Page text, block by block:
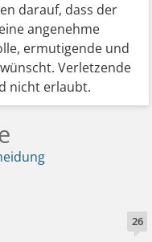
darauf, dass der
angenehme
ermutigende und
Verletzende
nicht erlaubt.
26